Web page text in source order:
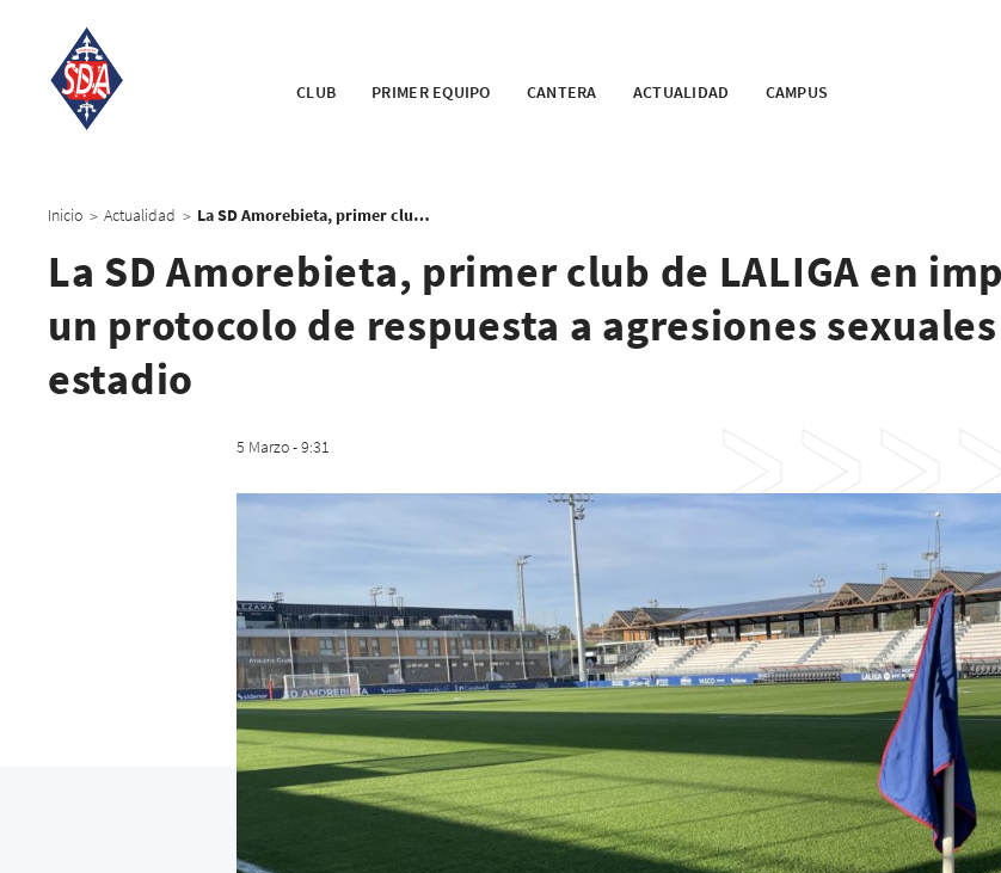
CLUB PRIMER EQUIPO CANTERA ACTUALIDAD CAMPUS
Inicio > Actualidad > La SD Amorebieta, primer club de LALIGA en implantar un protocolo de respuesta a agresiones sexuales en el estadio
La SD Amorebieta, primer club de LALIGA en
un protocolo de respuesta a agresiones
estadio
5 Marzo - 9:31